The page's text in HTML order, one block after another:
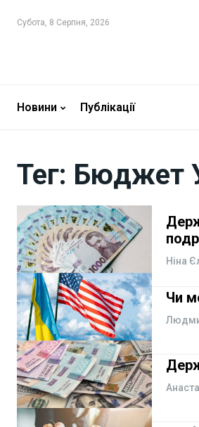
Бізнес
Валютний ринок
Криптовалюта
Робота і освіта
Публікації
ФОП
Курс валют
Ми в соц. мережах
Бізнес
Валютний ринок
Криптовалюта
Робота і освіта
Публікації
ФОП
Курс валют
Ми в соц. мережах
Субота, 8 Серпня, 2026
Новини Публікації
Тег: Бюджет
Ніна
Чи